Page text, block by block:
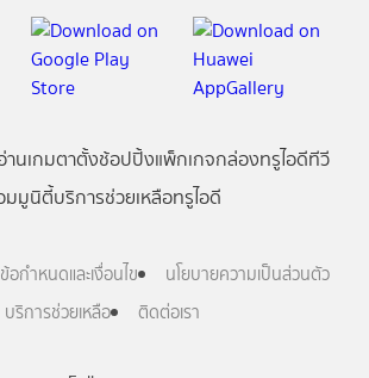
านเกมตาตั้งช้อปปิ้งแพ็กเกจกล่องทรูไอดีทีวี
มมูนิตี้บริการช่วยเหลือทรูไอดี
ข้อกำหนดและเงื่อนไข
นโยบายความเป็นส่วนตัว
บริการช่วยเหลือ
ติดต่อเรา